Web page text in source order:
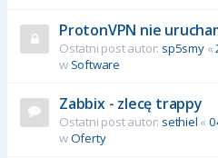
ProtonVPN nie
Ostatni post autor: sp5smy«
w Software
Zabbix - zlecę trappy
Ostatni post autor: sethiel «
wOferty